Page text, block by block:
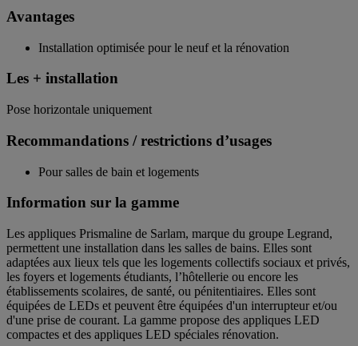
Avantages
Installation optimisée pour le neuf et la rénovation
Les + installation
Pose horizontale uniquement
Recommandations / restrictions d’usages
Pour salles de bain et logements
Information sur la gamme
Les appliques Prismaline de Sarlam, marque du groupe Legrand,
permettent une installation dans les salles de bains. Elles sont
adaptées aux lieux tels que les logements collectifs sociaux et privés,
les foyers et logements étudiants, l’hôtellerie ou encore les
établissements scolaires, de santé, ou pénitentiaires. Elles sont
équipées de LEDs et peuvent être équipées d'un interrupteur et/ou
d'une prise de courant. La gamme propose des appliques LED
compactes et des appliques LED spéciales rénovation.